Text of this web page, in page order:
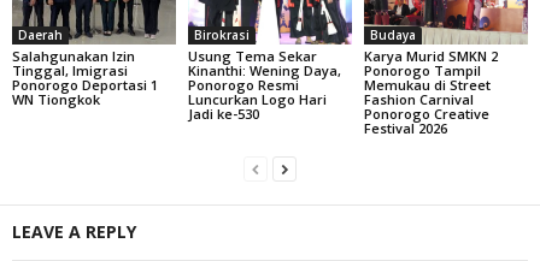
Daerah
Salahgunakan Izin
Tinggal, Imigrasi
Ponorogo Deportasi 1
WN Tiongkok
Birokrasi
Usung Tema Sekar
Kinanthi: Wening Daya,
Ponorogo Resmi
Luncurkan Logo Hari
Jadi ke-530
Budaya
Karya Murid SMKN 2
Ponorogo Tampil
Memukau di Street
Fashion Carnival
Ponorogo Creative
Festival 2026
LEAVE A REPLY